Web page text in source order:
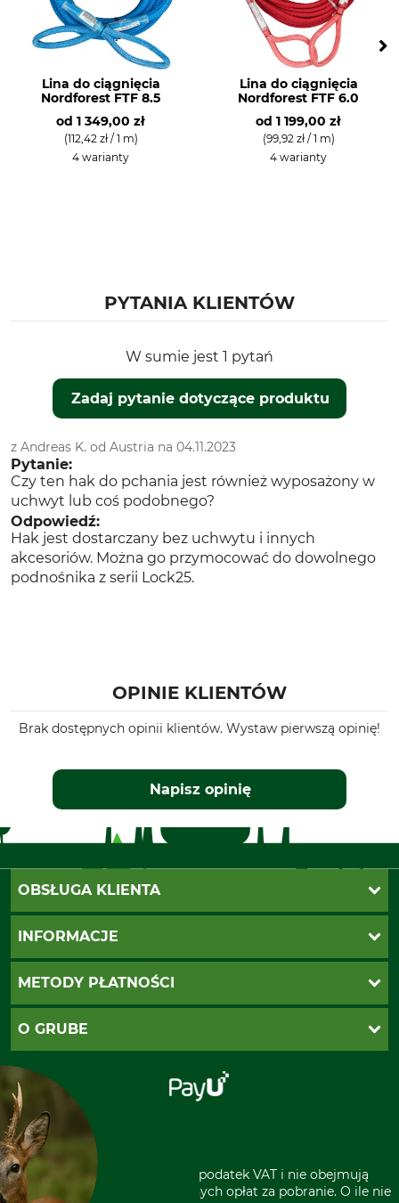
Lina do ciągnięcia
Nordforest FTF 8.5
od 1 349,00 zł
(112,42 zł / 1 m)
4 warianty
Lina do ciągnięcia
Nordforest FTF 6.0
od 1 199,00 zł
(99,92 zł / 1 m)
4 warianty
PYTANIA KLIENTÓW
W sumie jest 1 pytań
Zadaj pytanie dotyczące produktu
z Andreas K. od Austria na 04.11.2023
Pytanie:
Czy ten hak do pchania jest również wyposażony w
uchwyt lub coś podobnego?
Odpowiedź:
Hak jest dostarczany bez uchwytu i innych
akcesoriów. Można go przymocować do dowolnego
podnośnika z serii Lock25.
OPINIE KLIENTÓW
Brak dostępnych opinii klientów. Wystaw pierwszą opinię!
Napisz opinię
OBSŁUGA KLIENTA
Katalogi Grube
Ustawienia plików cookie
INFORMACJE
Koszty dostawy
Odstąpienie od zamówienia
METODY PŁATNOŚCI
PayU
Polecenie zapłaty SEPA
O GRUBE
Sklep stacjonarny
Kontakt
Grube w Europie
* Wszystkie ceny zawierają podatek VAT i nie obejmują
kosztów wysyłki lub ewentualnych opłat za pobranie. O ile nie